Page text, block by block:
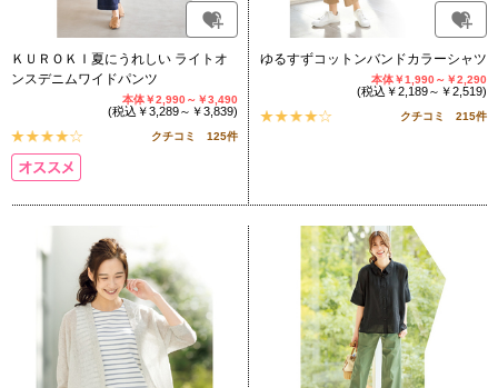
ＫＵＲＯＫＩ夏にうれしい ライトオ
ンスデニムワイドパンツ
本体￥2,990～￥3,490
(税込￥3,289～￥3,839)
クチコミ 125件
ゆるすずコットンバンドカラーシャツ
本体￥1,990～￥2,290
(税込￥2,189～￥2,519)
クチコミ 215件